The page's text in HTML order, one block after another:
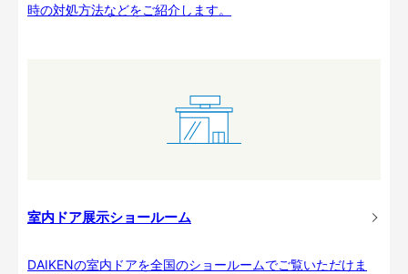
時の対処方法などをご紹介します。
室内ドア展示ショールーム
DAIKENの室内ドアを全国のショールームでご覧いただけま